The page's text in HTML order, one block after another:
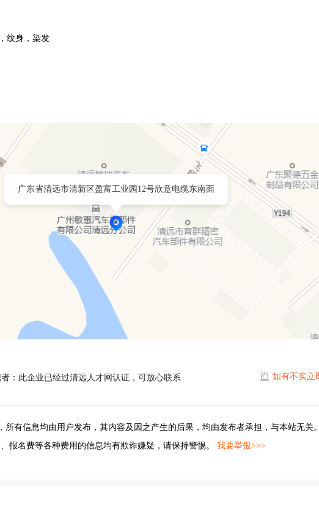
纹身，染发
广东省清远市清新区盈富工业园12号欣意电缆东南面
：此企业已经过清远人才网认证，可放心联系 如有不实立
所有信息均由用户发布，其内容及因之产生的后果，均由发布者承担，与本站无关。
报名费等各种费用的信息均有欺诈嫌疑，请保持警惕。 我要举报>>>